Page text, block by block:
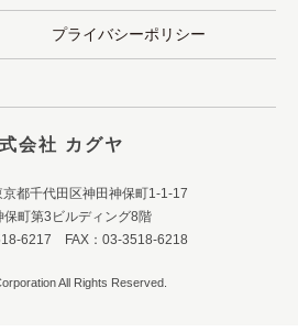
プライバシーポリシー
会社 カグヤ
都千代田区神田神保町1-1-17
保町第3ビルディング8階
6217 FAX：03-3518-6218
All Rights Reserved.